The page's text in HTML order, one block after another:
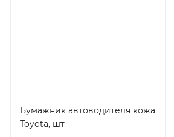
Бумажник автоводителя кожа
Toyota, шт